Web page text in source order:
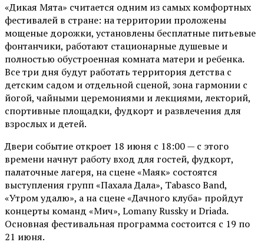
«Дикая Мята» считается одним из самых комфортных
фестивалей в стране: на территории проложены
мощеные дорожки, установлены бесплатные питьевые
фонтанчики, работают стационарные душевые и
полностью обустроенная комната матери и ребенка.
Все три дня будут работать территория детства с
детским садом и отдельной сценой, зона гармонии с
йогой, чайными церемониями и лекциями, лекторий,
спортивные площадки, фудкорт и развлечения для
взрослых и детей.
Двери событие откроет 18 июня с 18:00 — с этого
времени начнут работу вход для гостей, фудкорт,
палаточные лагеря, на сцене «Маяк» состоятся
выступления групп «Пахала Дала», Tabasco Band,
«Утром удалю», а на сцене «Дачного клуба» пройдут
концерты команд «Мич», Lomany Russky и Driada.
Основная фестивальная программа состоится с 19 по
21 июня.